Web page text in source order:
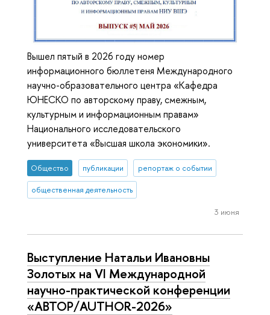
Вышел пятый в 2026 году номер
информационного бюллетеня Международного
научно-образовательного центра «Кафедра
ЮНЕСКО по авторскому праву, смежным,
культурным и информационным правам»
Национального исследовательского
университета «Высшая школа экономики».
Общество публикации репортаж о событии
общественная деятельность
3 июня
Выступление Натальи Ивановны
Золотых на VI Международной
научно-практической конференции
«АВТОР/AUTHOR-2026»